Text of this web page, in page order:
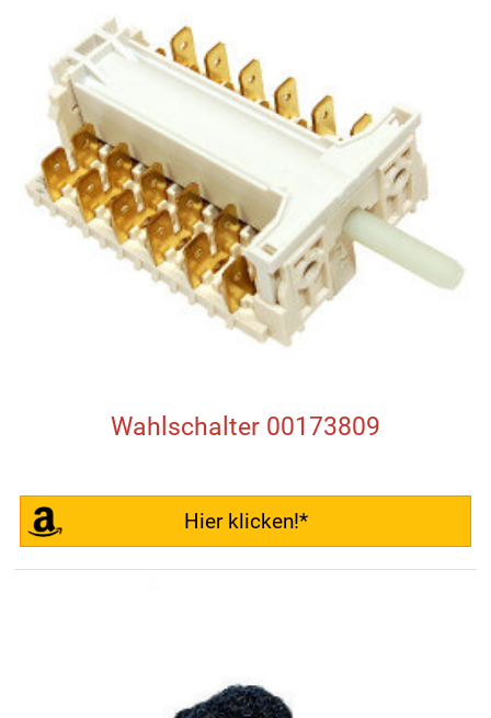
Wahlschalter 00173809
Hier klicken!*